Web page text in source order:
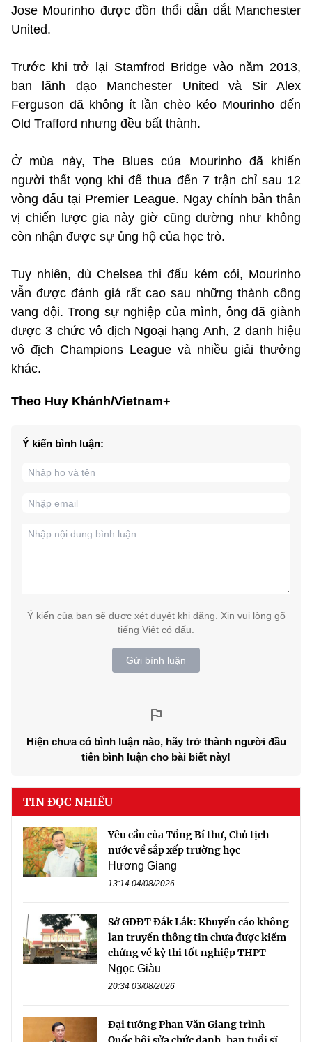
Jose Mourinho được đồn thổi dẫn dắt Manchester
United.
Trước khi trở lại Stamfrod Bridge vào năm 2013,
ban lãnh đạo Manchester United và Sir Alex
Ferguson đã không ít lần chèo kéo Mourinho đến
Old Trafford nhưng đều bất thành.
Ở mùa này, The Blues của Mourinho đã khiến
người thất vọng khi để thua đến 7 trận chỉ sau 12
vòng đấu tại Premier League. Ngay chính bản thân
vị chiến lược gia này giờ cũng dường như không
còn nhận được sự ủng hộ của học trò.
Tuy nhiên, dù Chelsea thi đấu kém cỏi, Mourinho
vẫn được đánh giá rất cao sau những thành công
vang dội. Trong sự nghiệp của mình, ông đã giành
được 3 chức vô địch Ngoại hạng Anh, 2 danh hiệu
vô địch Champions League và nhiều giải thưởng
khác.
Theo Huy Khánh/Vietnam+
Ý kiến bình luận:
Ý kiến của bạn sẽ được xét duyệt khi đăng. Xin vui lòng gõ
tiếng Việt có dấu.
Gửi bình luận
Hiện chưa có bình luận nào, hãy trở thành người đầu
tiên bình luận cho bài biết này!
TIN ĐỌC NHIỀU
Yêu cầu của Tổng Bí thư, Chủ tịch
nước về sắp xếp trường học
Hương Giang
13:14 04/08/2026
Sở GDĐT Đắk Lắk: Khuyến cáo không
lan truyền thông tin chưa được kiểm
chứng về kỳ thi tốt nghiệp THPT
Ngọc Giàu
20:34 03/08/2026
Đại tướng Phan Văn Giang trình